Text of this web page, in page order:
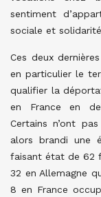
sentiment
sociale et
Ces deux
en particulier le
qualifier la
en France en
Certains n’ont
alors brandi une
faisant état de 62
32 en Allemagne
8 en France